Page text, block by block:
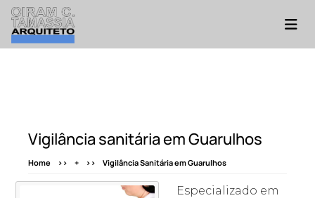
Vigilância sanitária em Guarulhos
Home + Vigilância Sanitária em Guarulhos
Especializado em